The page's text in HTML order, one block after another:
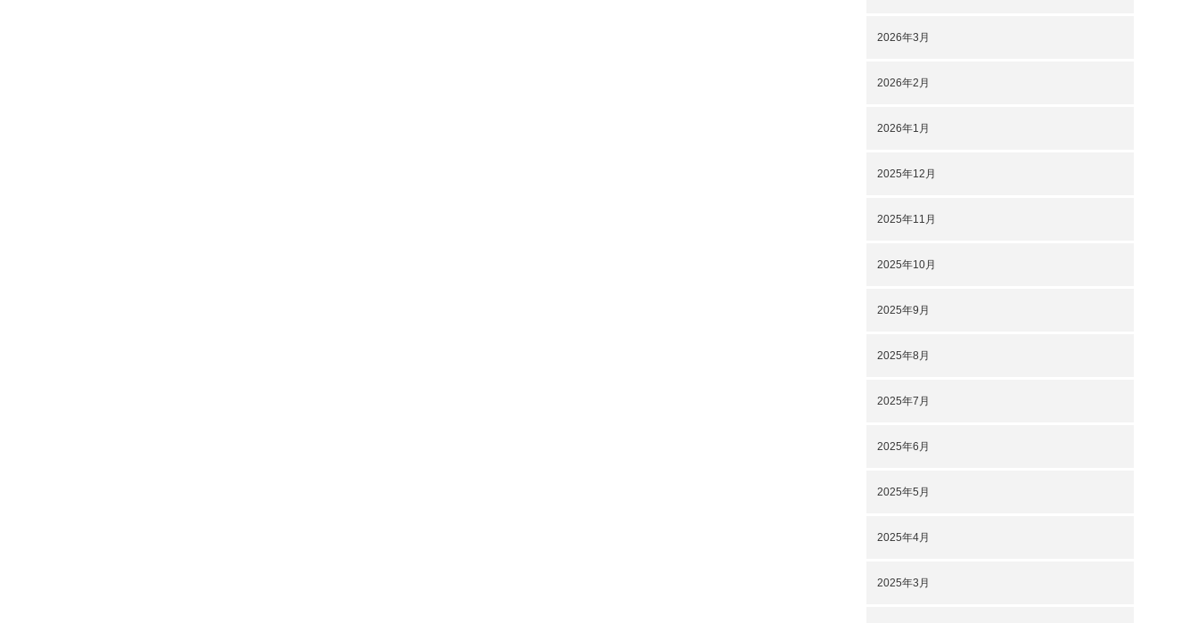
2026年3月
2026年2月
2026年1月
2025年12月
2025年11月
2025年10月
2025年9月
2025年8月
2025年7月
2025年6月
2025年5月
2025年4月
2025年3月